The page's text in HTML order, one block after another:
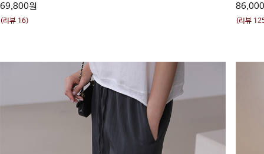
69,800원
(리뷰 16) (리뷰